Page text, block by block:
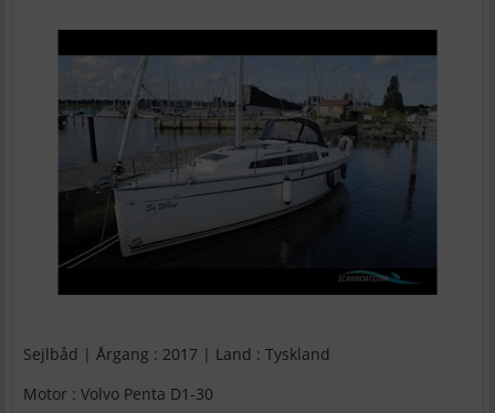
Sejlbåd | Årgang : 2017 | Land : Tyskland
Motor : Volvo Penta D1-30